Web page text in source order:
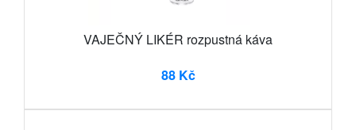
VAJEČNÝ LIKÉR rozpustná káva
88 Kč